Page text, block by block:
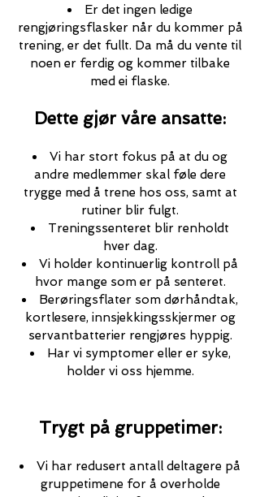
Er det ingen ledige
rengjøringsflasker når du kommer på
trening, er det fullt. Da må du vente til
noen er ferdig og kommer tilbake
med ei flaske.
Dette gjør våre ansatte:
Vi har stort fokus på at du og
andre medlemmer skal føle dere
trygge med å trene hos oss, samt at
rutiner blir fulgt.
Treningssenteret blir renholdt
hver dag.
Vi holder kontinuerlig kontroll på
hvor mange som er på senteret.
Berøringsflater som dørhåndtak,
kortlesere, innsjekkingsskjermer og
servantbatterier rengjøres hyppig.
Har vi symptomer eller er syke,
holder vi oss hjemme.
Trygt på gruppetimer:
Vi har redusert antall deltagere på
gruppetimene for å overholde